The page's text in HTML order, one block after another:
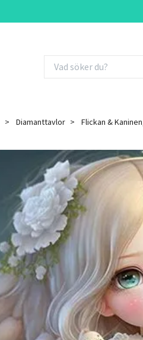
Diamanttavlor Flickan &